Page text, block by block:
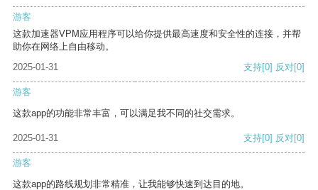
游客
这款加速器VPM应用程序可以给你提供最高速度和安全性的连接，并帮
助你在网络上自由移动。
2025-01-31
支持[0] 反对[0]
游客
这款app的功能非常丰富，可以满足我不同的社交需求。
2025-01-31 支持[0] 反对[0]
游客
这款app的路线规划非常精准，让我能够快速到达目的地。